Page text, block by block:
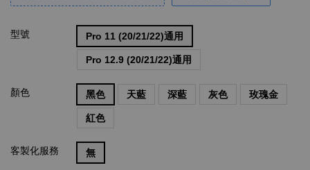
型號 Pro 11 (20/21/22)通用
Pro 12.9 (20/21/22)通用
顏色 黑色 天藍 深藍 灰色 玫瑰金
紅色
客製化服務 無